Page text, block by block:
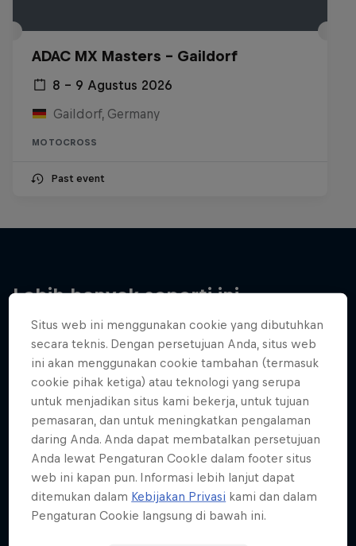
ADAC MX Masters – Gaildorf
8 – 9 Agustus 2026
Gaildorf, Germany
MOTOCROSS
Past event
Lebih banyak seperti ini
Situs web ini menggunakan cookie yang dibutuhkan
secara teknis. Dengan persetujuan Anda, situs web
ini akan menggunakan cookie tambahan (termasuk
cookie pihak ketiga) atau teknologi yang serupa
untuk menjadikan situs kami bekerja, untuk tujuan
pemasaran, dan untuk meningkatkan pengalaman
daring Anda. Anda dapat membatalkan persetujuan
Anda lewat Pengaturan CookIe dalam footer situs
web ini kapan pun. Informasi lebih lanjut dapat
ditemukan dalam Kebijakan Privasi kami dan dalam
Pengaturan Cookie langsung di bawah ini.